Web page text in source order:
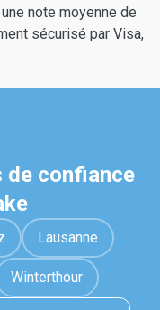
note moyenne de
sécurisé par Visa,
de confiance
Lausanne
Winterthour